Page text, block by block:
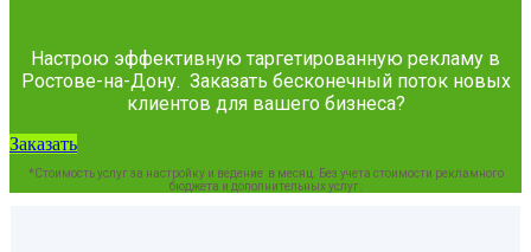
Настрою эффективную таргетированную рекламу в
Ростове-на-Дону. Заказать бесконечный поток новых
клиентов для вашего бизнеса?
Заказать
*Стоимость услуг за настройку и ведение в месяц. Без учета стоимости рекламного
бюджета и дополнительных услуг.